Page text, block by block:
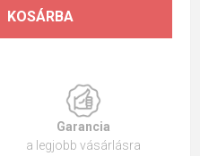
KOSÁRBA
Garancia
a legjobb vásárlásra